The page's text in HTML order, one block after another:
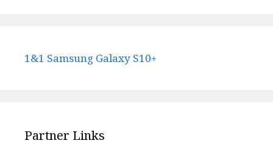
1&1 Samsung Galaxy S10+
Partner Links